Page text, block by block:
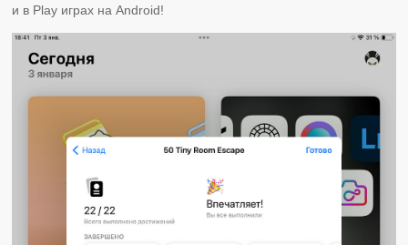
и в Play играх на Android!